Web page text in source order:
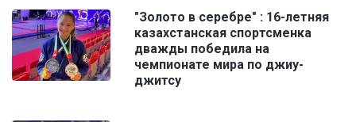
"Золото в серебре" : 16-летняя
казахстанская спортсменка
дважды победила на
чемпионате мира по джиу-
джитсу